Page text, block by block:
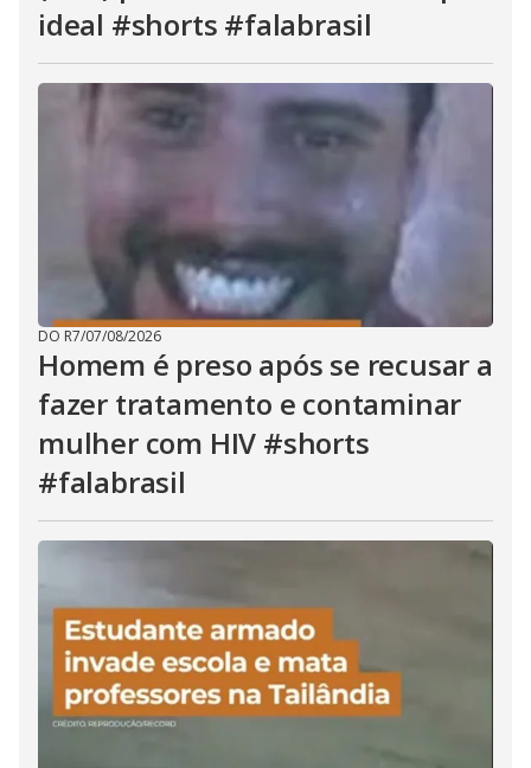
ideal #shorts #falabrasil
DO R7/07/08/2026
Homem é preso após se recusar a
fazer tratamento e contaminar
mulher com HIV #shorts
#falabrasil